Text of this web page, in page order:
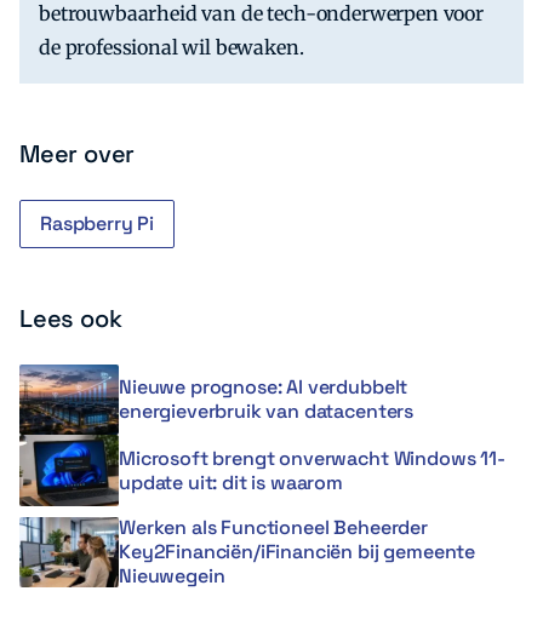
betrouwbaarheid van de tech-onderwerpen voor
de professional wil bewaken.
Meer over
Raspberry Pi
Lees ook
Nieuwe prognose: AI verdubbelt
energieverbruik van datacenters
Microsoft brengt onverwacht Windows 11-
update uit: dit is waarom
Werken als Functioneel Beheerder
Key2Financiën/iFinanciën bij gemeente
Nieuwegein